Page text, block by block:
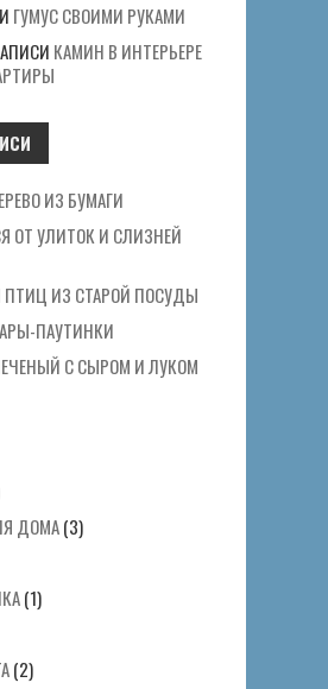
ГУМУС СВОИМИ РУКАМИ
КАМИН В ИНТЕРЬЕРЕ
ИЗ БУМАГИ
ОТ УЛИТОК И СЛИЗНЕЙ
ИЗ СТАРОЙ ПОСУДЫ
ПАУТИНКИ
С СЫРОМ И ЛУКОМ
ДОМА(3)
(1)
(2)